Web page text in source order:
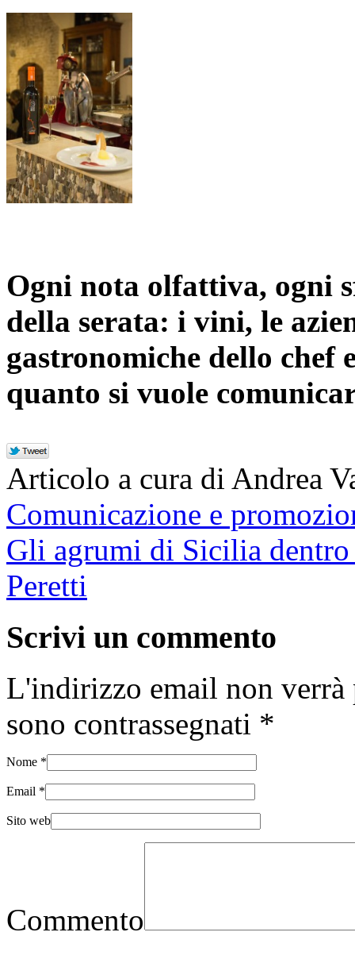
Ogni nota olfattiva, ogni
della serata: i vini, le
gastronomiche dello chef
quanto si vuole
Articolo a cura di Andrea
Comunicazione e
Gli agrumi di Sicilia
Peretti
Scrivi un commento
L'indirizzo email non
sono contrassegnati *
Nome *
Email *
Sito web
Commento